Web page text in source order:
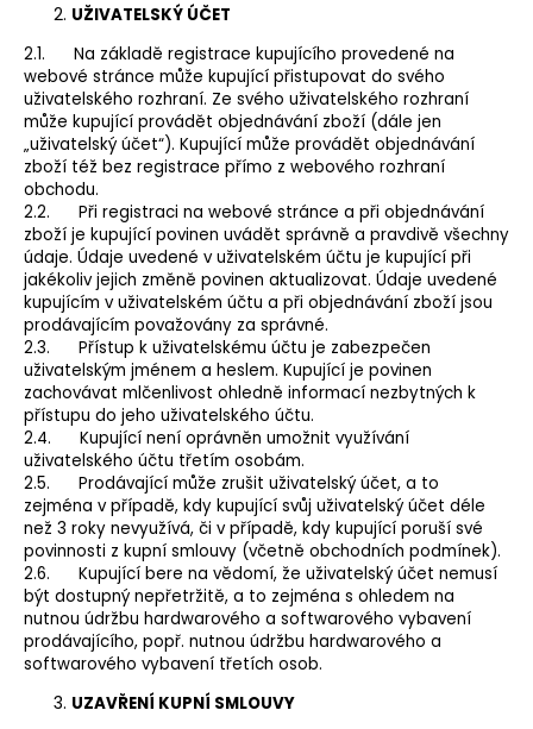
UŽIVATELSKÝ ÚČET
2.1. Na základě registrace kupujícího provedené na
webové stránce může kupující přistupovat do svého
uživatelského rozhraní. Ze svého uživatelského rozhraní
může kupující provádět objednávání zboží (dále jen
„uživatelský účet“). Kupující může provádět objednávání
zboží též bez registrace přímo z webového rozhraní
obchodu.
2.2. Při registraci na webové stránce a při objednávání
zboží je kupující povinen uvádět správně a pravdivě všechny
údaje. Údaje uvedené v uživatelském účtu je kupující při
jakékoliv jejich změně povinen aktualizovat. Údaje uvedené
kupujícím v uživatelském účtu a při objednávání zboží jsou
prodávajícím považovány za správné.
2.3. Přístup k uživatelskému účtu je zabezpečen
uživatelským jménem a heslem. Kupující je povinen
zachovávat mlčenlivost ohledně informací nezbytných k
přístupu do jeho uživatelského účtu.
2.4. Kupující není oprávněn umožnit využívání
uživatelského účtu třetím osobám.
2.5. Prodávající může zrušit uživatelský účet, a to
zejména v případě, kdy kupující svůj uživatelský účet déle
než 3 roky nevyužívá, či v případě, kdy kupující poruší své
povinnosti z kupní smlouvy (včetně obchodních podmínek).
2.6. Kupující bere na vědomí, že uživatelský účet nemusí
být dostupný nepřetržitě, a to zejména s ohledem na
nutnou údržbu hardwarového a softwarového vybavení
prodávajícího, popř. nutnou údržbu hardwarového a
softwarového vybavení třetích osob.
UZAVŘENÍ KUPNÍ SMLOUVY
e